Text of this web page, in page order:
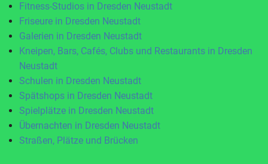
Fitness-Studios in Dresden Neustadt
Friseure in Dresden Neustadt
Galerien in Dresden Neustadt
Kneipen, Bars, Cafés, Clubs und Restaurants in Dresden
Neustadt
Schulen in Dresden Neustadt
Spätshops in Dresden Neustadt
Spielplätze in Dresden Neustadt
Übernachten in Dresden Neustadt
Straßen, Plätze und Brücken